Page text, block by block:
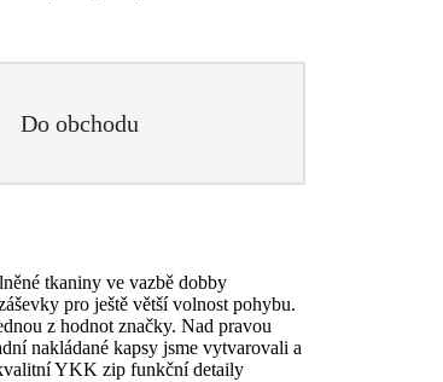
Do obchodu
tkaniny ve vazbě dobby
pro ještě větší volnost pohybu.
z hodnot značky. Nad pravou
nakládané kapsy jsme vytvarovali a
YKK zip funkční detaily